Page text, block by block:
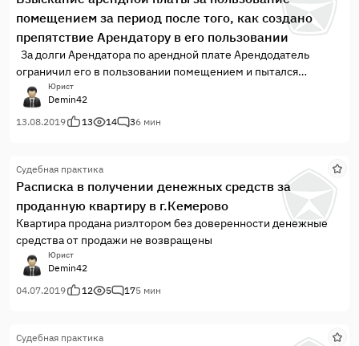
помещением за период после того, как создано
препятствие Арендатору в его пользовании
За долги Арендатора по арендной плате Арендодатель
ограничил его в пользовании помещением и пытался
взыскать плату за период когда Арендатор помещением не
пользовался
Юрист
Demin42
13.08.2019
13 14 36 мин
Судебная практика
Расписка в получении денежных средств за
проданную квартиру в г.Кемерово
Квартира продана риэлтором без доверенности денежные
средства от продажи не возвращены
Юрист
Demin42
04.07.2019
12 5 175 мин
Судебная практика